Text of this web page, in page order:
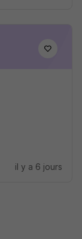
il y a 6 jours